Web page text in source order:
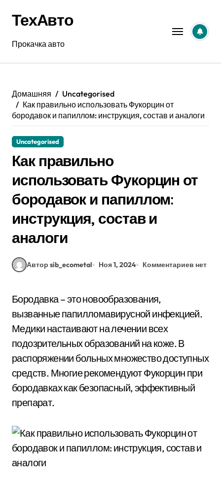
содержанию
ТехАвто
Прокачка авто
Домашняя
Uncategorised
Как правильно использовать Фукорцин от
бородавок и папиллом: инструкция, состав и аналоги
Uncategorised
Как правильно
использовать Фукорцин от
бородавок и папиллом:
инструкция, состав и
аналоги
Автор sib_ecometal Ноя 1, 2024 Комментариев нет
Бородавка – это новообразования,
вызванные папилломавирусной инфекцией.
Медики настаивают на лечении всех
подозрительных образований на коже. В
распоряжении больных множество доступных
средств. Многие рекомендуют Фукорцин при
бородавках как безопасный, эффективный
препарат.